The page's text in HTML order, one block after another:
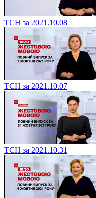
ТСН за 2021.10.08
ТСН за 2021.10.07
ТСН за 2021.10.31